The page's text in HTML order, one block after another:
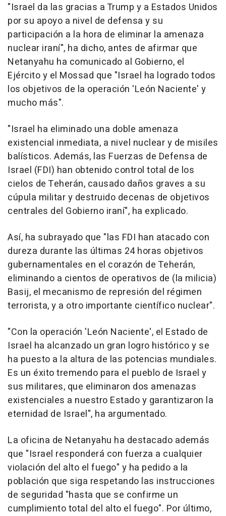
"Israel da las gracias a Trump y a Estados Unidos
por su apoyo a nivel de defensa y su
participación a la hora de eliminar la amenaza
nuclear iraní", ha dicho, antes de afirmar que
Netanyahu ha comunicado al Gobierno, el
Ejército y el Mossad que "Israel ha logrado todos
los objetivos de la operación 'León Naciente' y
mucho más".
"Israel ha eliminado una doble amenaza
existencial inmediata, a nivel nuclear y de misiles
balísticos. Además, las Fuerzas de Defensa de
Israel (FDI) han obtenido control total de los
cielos de Teherán, causado daños graves a su
cúpula militar y destruido decenas de objetivos
centrales del Gobierno iraní", ha explicado.
Así, ha subrayado que "las FDI han atacado con
dureza durante las últimas 24 horas objetivos
gubernamentales en el corazón de Teherán,
eliminando a cientos de operativos de (la milicia)
Basij, el mecanismo de represión del régimen
terrorista, y a otro importante científico nuclear".
"Con la operación 'León Naciente', el Estado de
Israel ha alcanzado un gran logro histórico y se
ha puesto a la altura de las potencias mundiales.
Es un éxito tremendo para el pueblo de Israel y
sus militares, que eliminaron dos amenazas
existenciales a nuestro Estado y garantizaron la
eternidad de Israel", ha argumentado.
La oficina de Netanyahu ha destacado además
que "Israel responderá con fuerza a cualquier
violación del alto el fuego" y ha pedido a la
población que siga respetando las instrucciones
de seguridad "hasta que se confirme un
cumplimiento total del alto el fuego". Por último,